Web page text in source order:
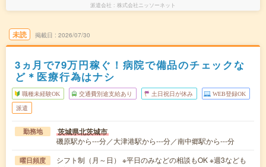
派遣会社 株式会社ニッソーネット
未読 掲載日 2026/07/30
3ヵ月で79万円稼ぐ！病院で備品のチェックな
ど＊医療行為はナシ
職種未経験OK 交通費別途支給あり 土日祝日が休み WEB登録OK
派遣
勤務地 茨城県北茨城市
磯原駅から---分／大津港駅から---分／南中郷駅から---分
曜日頻度
シフト制（月～日） ※平日のみなどの相談もOK ※週3なども